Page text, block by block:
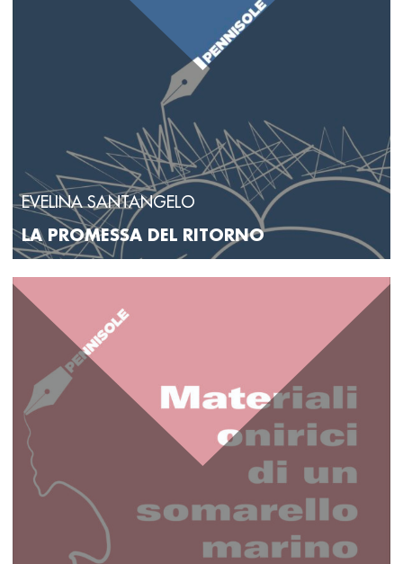
EVELINA SANTANGELO
LA PROMESSA DEL RITORNO